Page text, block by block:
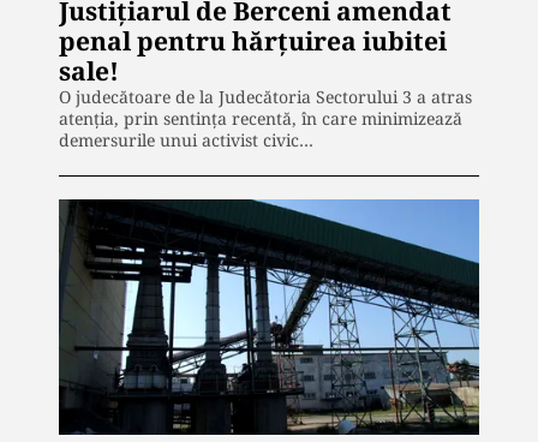
Justițiarul de Berceni amendat
penal pentru hărțuirea iubitei
sale!
O judecătoare de la Judecătoria Sectorului 3 a atras
atenția, prin sentința recentă, în care minimizează
demersurile unui activist civic…